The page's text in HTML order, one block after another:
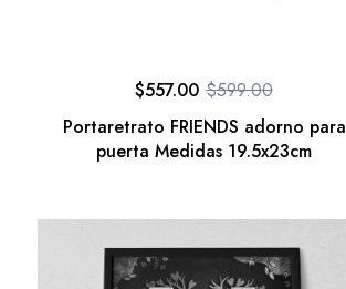
Portaretrato FRIENDS adorno para
puerta Medidas 19.5x23cm
$599.00
$557.00